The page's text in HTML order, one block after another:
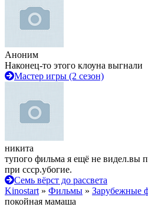
Аноним
Наконец-то этого клоуна выгнали
Мастер игры (2 сезон)
никита
тупого фильма я ещё не видел.вы
при ссср.убогие.
Семь вёрст до рассвета
Kinostart » Фильмы » Зарубежные
покойная мамаша